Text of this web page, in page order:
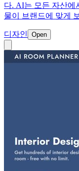
다. AI는 모든 자산에
물이 브랜드에 맞게
디자인 Open